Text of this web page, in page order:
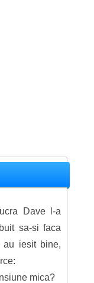
Dave l-a
sa-si faca
au iesit bine,
mica?